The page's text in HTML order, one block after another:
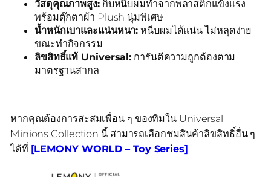
วัสดุคุณภาพสูง:กิ๊บหนีบผมทำจากพลาสติกแข็งแรง
พร้อมตุ๊กตาผ้า Plush นุ่มพิเศษ
น้ำหนักเบาและแน่นหนา: หนีบผมได้แน่น ไม่หลุดง่าย
ขณะทำกิจกรรม
ลิขสิทธิ์แท้ Universal: การันตีความถูกต้องตาม
มาตรฐานสากล
หากคุณต้องการสะสมเพื่อน ๆ ของทิมใน Universal
Minions Collection นี้ สามารถเลือกชมสินค้าลิขสิทธิ์อื่น ๆ
ได้ที่ [LEMONY WORLD – Toy Series]